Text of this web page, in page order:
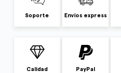
Soporte Envíos express
Calidad PayPal